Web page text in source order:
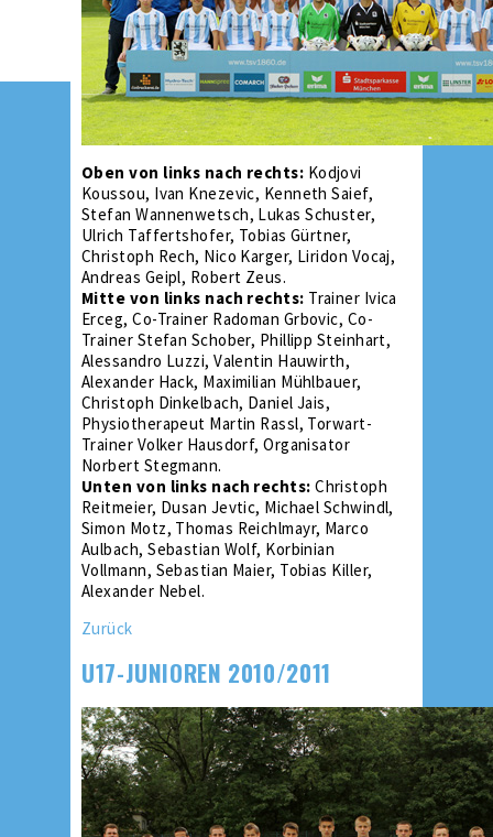
Oben von links nach rechts: Kodjovi
Koussou, Ivan Knezevic, Kenneth Saief,
Stefan Wannenwetsch, Lukas Schuster,
Ulrich Taffertshofer, Tobias Gürtner,
Christoph Rech, Nico Karger, Liridon Vocaj,
Andreas Geipl, Robert Zeus.
Mitte von links nach rechts: Trainer Ivica
Erceg, Co-Trainer Radoman Grbovic, Co-
Trainer Stefan Schober, Phillipp Steinhart,
Alessandro Luzzi, Valentin Hauwirth,
Alexander Hack, Maximilian Mühlbauer,
Christoph Dinkelbach, Daniel Jais,
Physiotherapeut Martin Rassl, Torwart-
Trainer Volker Hausdorf, Organisator
Norbert Stegmann.
Unten von links nach rechts: Christoph
Reitmeier, Dusan Jevtic, Michael Schwindl,
Simon Motz, Thomas Reichlmayr, Marco
Aulbach, Sebastian Wolf, Korbinian
Vollmann, Sebastian Maier, Tobias Killer,
Alexander Nebel.
Zurück
U17-JUNIOREN 2010/2011